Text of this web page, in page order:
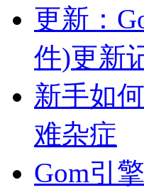
更新：
件)更新
新手如
难杂症
Gom引